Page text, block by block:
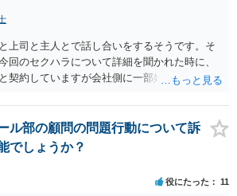
われます。 こうした場合であれば、結局は相
にも通らないまま、断念ををすることにな
問題のある人物と接触を持たずに済むかと思
ご相談者様がコストをかけて、相手方を責め
かとも考えられます。 もっとも、ご相談者様
きない場合には、コスト面も生じることから
必要はあるかと思いますが、相手方に対して
たり、名誉毀損に当たりうる行為について、
あるかと思われます。
上司と主人とで話し合いをするそうです。そ
回のセクハラについて詳細を聞かれた時に、
契約していますが会社側に一部始終を話して
ら良いですか？ 一番無難なのは、①事前に弁
たい、と伝え、②話し合いを延期してもらっ
談に行くことです。 ネット上ですと、示談書
言葉による下ネタ」がどのようなものか、示
示談後相手が会社に話した内容など、詳しい
れらの事情がわからずに、相談者さんからの
ル部の顧問の問題行動について訴
でしょうか？
役にたった 11